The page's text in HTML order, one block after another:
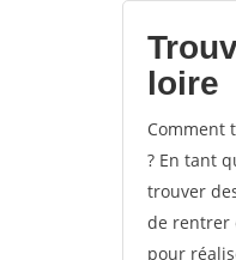
loire
Comment
? En tant
trouver
de rentrer
pour